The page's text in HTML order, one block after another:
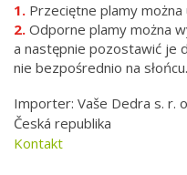
Przeciętne plamy
Odporne plamy można
a następnie pozostawić je
nie bezpośrednio na słońcu.
Importer: Vaše Dedra s. r.
Česká republika
Kontakt